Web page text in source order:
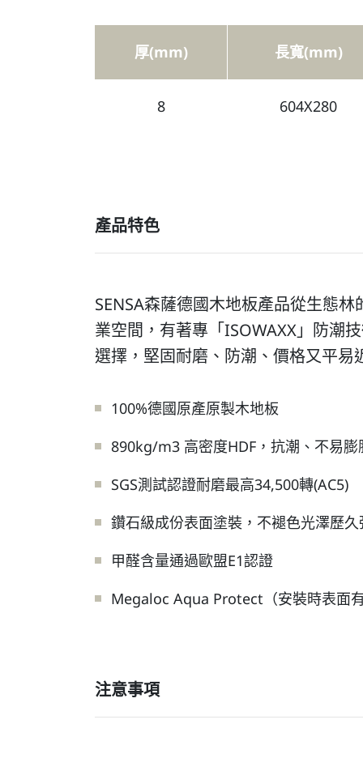
厚(mm) 長寬(mm)
8 604X280
產品特色
SENSA森薩德國木地板產品從生態
業空間，有著專「ISOWAXX」防潮
選擇，堅固耐磨、防潮、價格又平
100%德國原產原製木地板
890kg/m3 高密度HDF，抗潮、不易膨
SGS測試認證耐磨最高34,500轉(AC5)
鑽石級成份表面塗裝，不褪色光澤歷
甲醛含量通過歐盟E1認證
Megaloc Aqua Protect（安裝時表面
注意事項